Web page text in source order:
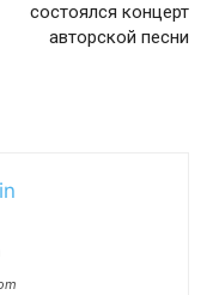
состоялся концерт
авторской песни